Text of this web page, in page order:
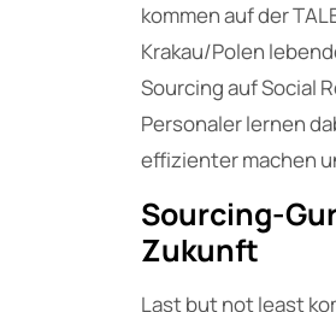
kommen auf der
Krakau/Polen
Sourcing auf Social
Personaler lernen
effizienter machen
Sourcing-
Zukunft
Last but not least